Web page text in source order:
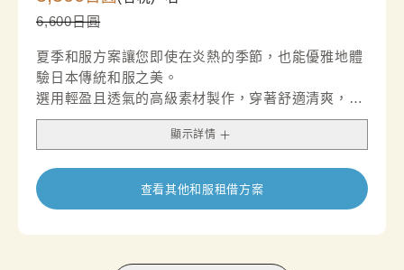
6,600日圓
夏季和服方案讓您即使在炎熱的季節，也能優雅地體
驗日本傳統和服之美。
選用輕盈且透氣的高級素材製作，穿著舒適清爽，非
常適合夏季觀光與悠閒外出。
通風柔軟的質地搭配夏日風情的精緻設計，呈現出清
無論是夏日旅行、拍照留念，或享受一段從容的下午
茶時光，都是兼具品味與舒適感的理想選擇。
顯示詳情
查看其他和服租借方案